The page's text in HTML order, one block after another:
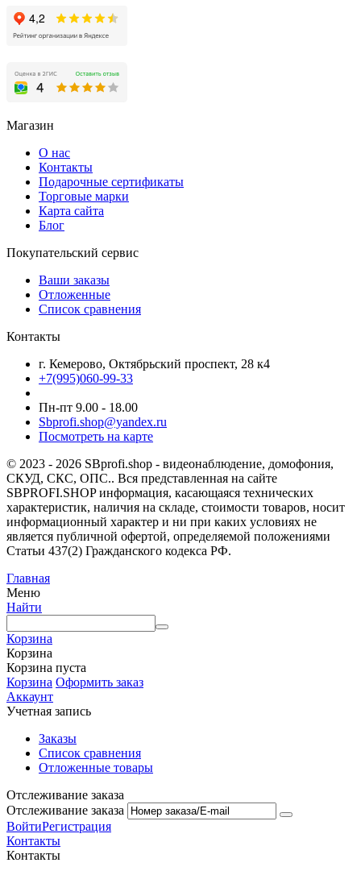
Магазин
О нас
Контакты
Подарочные сертификаты
Торговые марки
Карта сайта
Блог
Покупательский сервис
Ваши заказы
Отложенные
Список сравнения
Контакты
г. Кемерово, Октябрьский проспект, 28 к4
+7(995)060-99-33
Пн-пт 9.00 - 18.00
Sbprofi.shop@yandex.ru
Посмотреть на карте
© 2023 - 2026 SBprofi.shop - видеонаблюдение, домофония,
СКУД, СКС, ОПС.. Вся представленная на сайте
SBPROFI.SHOP информация, касающаяся технических
характеристик, наличия на складе, стоимости товаров, носит
информационный характер и ни при каких условиях не
является публичной офертой, определяемой положениями
Статьи 437(2) Гражданского кодекса РФ.
Главная
Меню
Найти
Корзина
Корзина
Корзина пуста
Корзина Оформить заказ
Аккаунт
Учетная запись
Заказы
Список сравнения
Отложенные товары
Отслеживание заказа
Отслеживание заказа
ВойтиРегистрация
Контакты
Контакты